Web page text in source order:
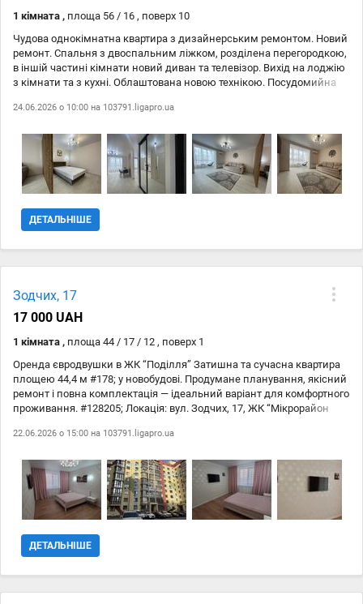
1 кімната , площа 56 / 16 , поверх 10
Чудова однокімнатна квартира з дизайнерським ремонтом. Новий
ремонт. Спальня з двоспальним ліжком, розділена перегородкою,
в іншій частині кімнати новий диван та телевізор. Вихід на лоджію
з кімнати та з кухні. Облаштована новою технікою. Посудомийна
24.06.2026 о 10:00 на 103791.ligapro.ua
ДЕТАЛЬНІШЕ
Зодчих, 17
17 000 UAH
1 кімната , площа 44 / 17 / 12 , поверх 1
Оренда євродвушки в ЖК “Поділля” Затишна та сучасна квартира
площею 44,4 м #178; у новобудові. Продумане планування, якісний
ремонт і повна комплектація — ідеальний варіант для комфортного
проживання. #128205; Локація: вул. Зодчих, 17, ЖК “Мікрорайон
аптека, банк, транспортна розвязка. Усе необхідне — буквально в
просторий коридор із шафою-купе Оснащення: холодильник
пральна машина газова плита та витяжка кондиціонер
двоспальне ліжко швидкісний інтернет та Wi-Fi роутер Комфорт:
індивідуальне опалення (газовий котел) тепла підлога у ванній та
електроенергія) Будинок та територія: новобудова з ліфтом
закритий двір сучасний дитячий майданчик зона відпочинку
22.06.2026 о 15:00 на 103791.ligapro.ua
ДЕТАЛЬНІШЕ